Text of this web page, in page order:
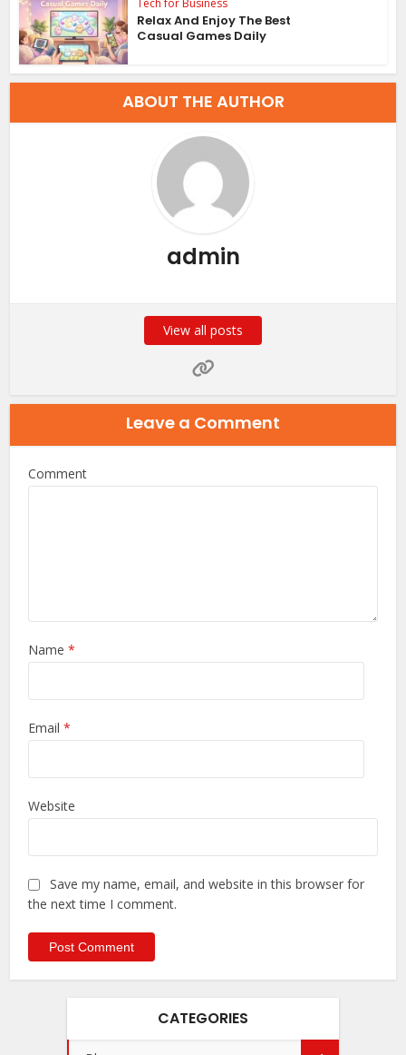
Relax And Enjoy The Best
Casual Games Daily
ABOUT THE AUTHOR
admin
View all posts
Leave a Comment
Comment
Name*
Email*
Website
Save my name, email, and website in this browser for
the next time I comment.
CATEGORIES